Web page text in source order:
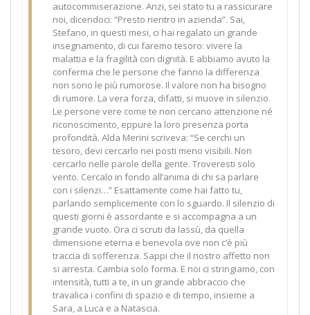
autocommiserazione. Anzi, sei stato tu a rassicurare
noi, dicendoci: “Presto rientro in azienda”. Sai,
Stefano, in questi mesi, ci hai regalato un grande
insegnamento, di cui faremo tesoro: vivere la
malattia e la fragilità con dignità. E abbiamo avuto la
conferma che le persone che fanno la differenza
non sono le più rumorose. Il valore non ha bisogno
di rumore. La vera forza, difatti, si muove in silenzio.
Le persone vere come te non cercano attenzione né
riconoscimento, eppure la loro presenza porta
profondità. Alda Merini scriveva: “Se cerchi un
tesoro, devi cercarlo nei posti meno visibili. Non
cercarlo nelle parole della gente. Troveresti solo
vento. Cercalo in fondo all’anima di chi sa parlare
con i silenzi…” Esattamente come hai fatto tu,
parlando semplicemente con lo sguardo. Il silenzio di
questi giorni è assordante e si accompagna a un
grande vuoto. Ora ci scruti da lassù, da quella
dimensione eterna e benevola ove non c’è più
traccia di sofferenza. Sappi che il nostro affetto non
si arresta. Cambia solo forma. E noi ci stringiamo, con
intensità, tutti a te, in un grande abbraccio che
travalica i confini di spazio e di tempo, insieme a
Sara, a Luca e a Natascia.